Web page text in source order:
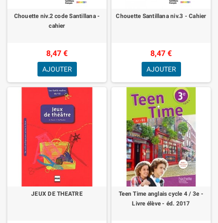
Chouette niv.2 code Santillana -
cahier
8,47 €
AJOUTER
Chouette Santillana niv.3 - Cahier
8,47 €
AJOUTER
JEUX DE THEATRE
Teen Time anglais cycle 4 / 3e -
Livre élève - éd. 2017